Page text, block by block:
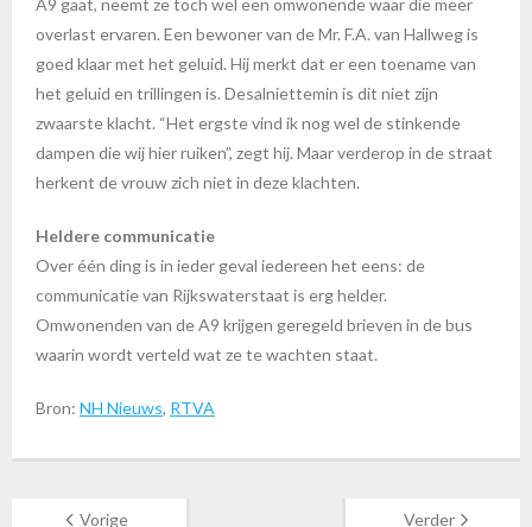
A9 gaat, neemt ze toch wel een omwonende waar die meer
overlast ervaren. Een bewoner van de Mr. F.A. van Hallweg is
goed klaar met het geluid. Hij merkt dat er een toename van
het geluid en trillingen is. Desalniettemin is dit niet zijn
zwaarste klacht. “Het ergste vind ik nog wel de stinkende
dampen die wij hier ruiken”, zegt hij. Maar verderop in de straat
herkent de vrouw zich niet in deze klachten.
Heldere communicatie
Over één ding is in ieder geval iedereen het eens: de
communicatie van Rijkswaterstaat is erg helder.
Omwonenden van de A9 krijgen geregeld brieven in de bus
waarin wordt verteld wat ze te wachten staat.
Bron: NH Nieuws, RTVA
Vorige Verder